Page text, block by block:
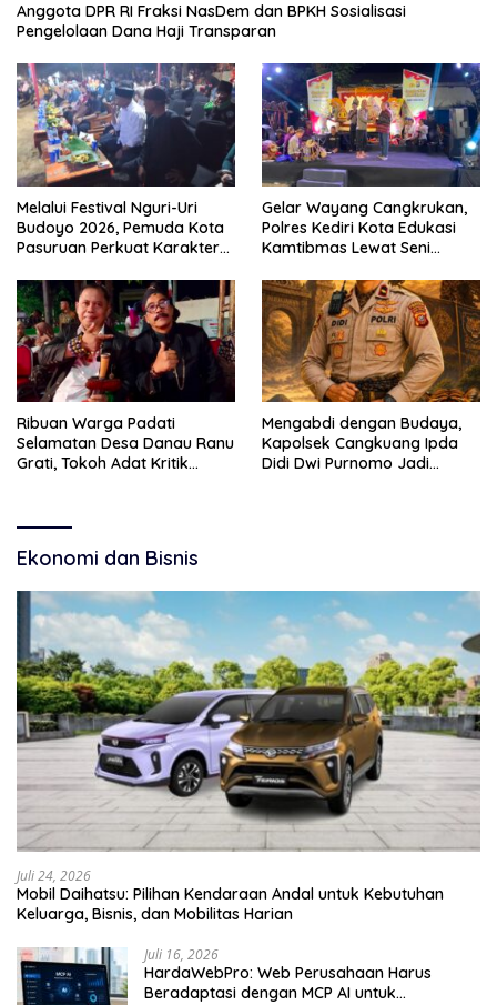
Anggota DPR RI Fraksi NasDem dan BPKH Sosialisasi
Pengelolaan Dana Haji Transparan
Melalui Festival Nguri-Uri
Budoyo 2026, Pemuda Kota
Pasuruan Perkuat Karakter
Narkoba
Gelar Wayang Cangkrukan,
Polres Kediri Kota Edukasi
Kamtibmas Lewat Seni
Ribuan Warga Padati
Selamatan Desa Danau Ranu
Grati, Tokoh Adat Kritik
Mengabdi dengan Budaya,
Kapolsek Cangkuang Ipda
Didi Dwi Purnomo Jadi
Ekonomi dan Bisnis
Juli 24, 2026
Mobil Daihatsu: Pilihan Kendaraan Andal untuk Kebutuhan
Keluarga, Bisnis, dan Mobilitas Harian
Juli 16, 2026
HardaWebPro: Web Perusahaan Harus
Beradaptasi dengan MCP AI untuk